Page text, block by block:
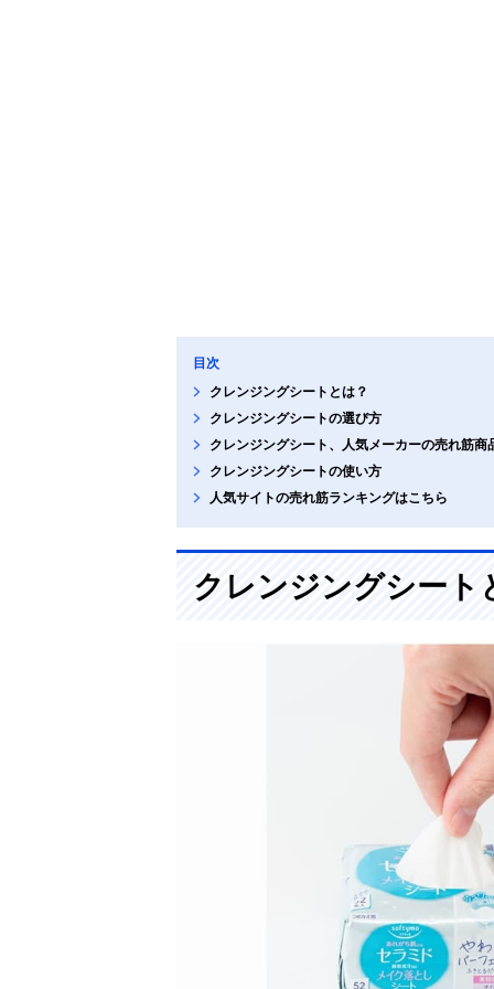
目次
クレンジングシートとは？
クレンジングシートの選び方
クレンジングシート、人気メーカーの売れ筋商
クレンジングシートの使い方
人気サイトの売れ筋ランキングはこちら
クレンジングシート